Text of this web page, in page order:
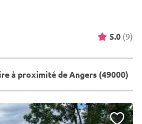
5.0 (9)
à proximité de Angers (49000)